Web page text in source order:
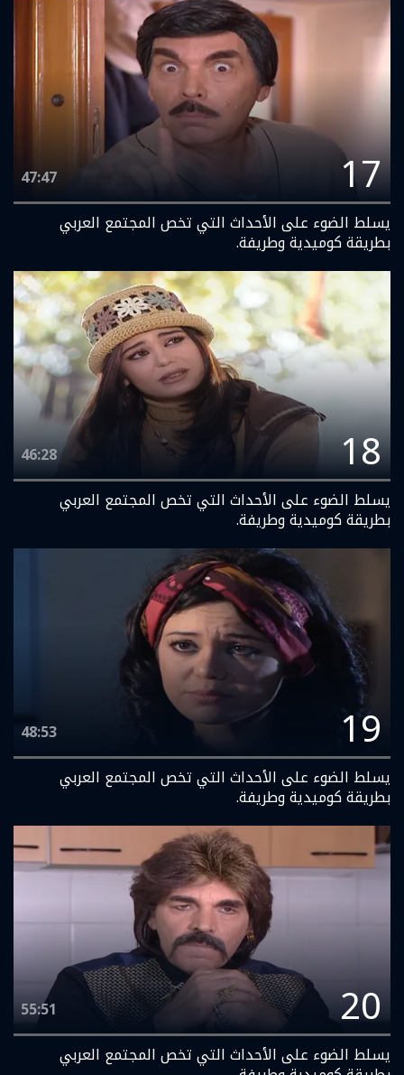
17
47:47
يسلط الضوء على الأحداث التي تخص المجتمع العربي
بطريقة كوميدية وطريفة.
18
46:28
يسلط الضوء على الأحداث التي تخص المجتمع العربي
بطريقة كوميدية وطريفة.
19
48:53
يسلط الضوء على الأحداث التي تخص المجتمع العربي
بطريقة كوميدية وطريفة.
20
55:51
يسلط الضوء على الأحداث التي تخص المجتمع العربي